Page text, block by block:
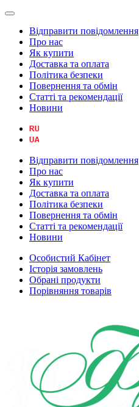
Відправити повідомлення
Про нас
Як купити
Доставка та оплата
Політика безпеки
Повернення та обмін
Статті та рекомендації
Новини
Відправити повідомлення
Про нас
Як купити
Доставка та оплата
Політика безпеки
Повернення та обмін
Статті та рекомендації
Новини
Особистий Кабінет
Історія замовлень
Обрані продукти
Порівняння товарів